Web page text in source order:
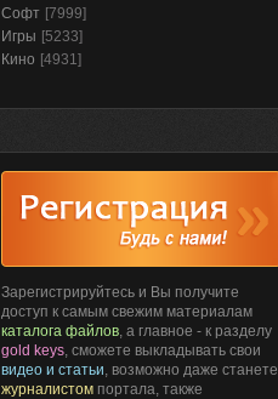
Софт [7999]
Игры [5233]
Кино [4931]
Зарегистрируйтесь и Вы получите
доступ к самым свежим материалам
каталога файлов, а главное - к разделу
gold keys, сможете выкладывать свои
видео и статьи, возможно даже станете
журналистом портала, также